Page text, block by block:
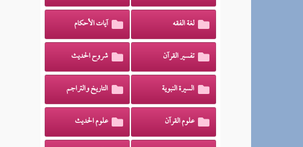
لغة الفقه آيات الأحكام
تفسير القرآن شروح الحديث
السيرة النبوية التاريخ والتراجم
علوم القرآن علوم الحديث